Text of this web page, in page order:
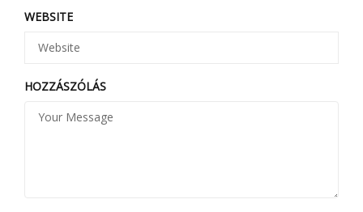
WEBSITE
HOZZÁSZÓLÁS